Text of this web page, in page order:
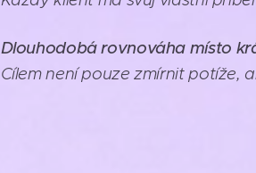
Dlouhodobá rovnováha místo
Cílem není pouze zmírnit potíže,